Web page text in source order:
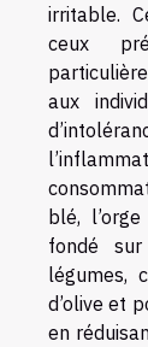
irritable.
ceux
aux
blé,
fondé
légumes,
d’olive et
en